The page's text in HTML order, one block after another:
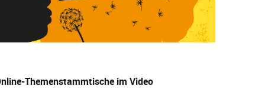
Themenstammtische im Video